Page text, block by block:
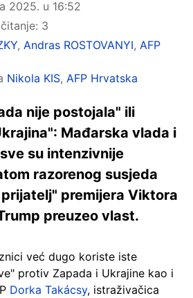
2025. u 16:52
3
, Andras ROSTOVANYI, AFP
Nikola KIS, AFP Hrvatska
nije postojala" ili
Mađarska vlada i
su intenzivnije
razorenog susjeda
premijera Viktora
preuzeo vlast.
već dugo koriste iste
protiv Zapada i Ukrajine kao i
Dorka Takácsy, istraživačica